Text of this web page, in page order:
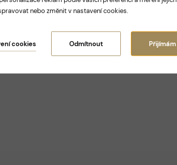
nebo změnit v nastavení cookies.
cookies Odmítnout